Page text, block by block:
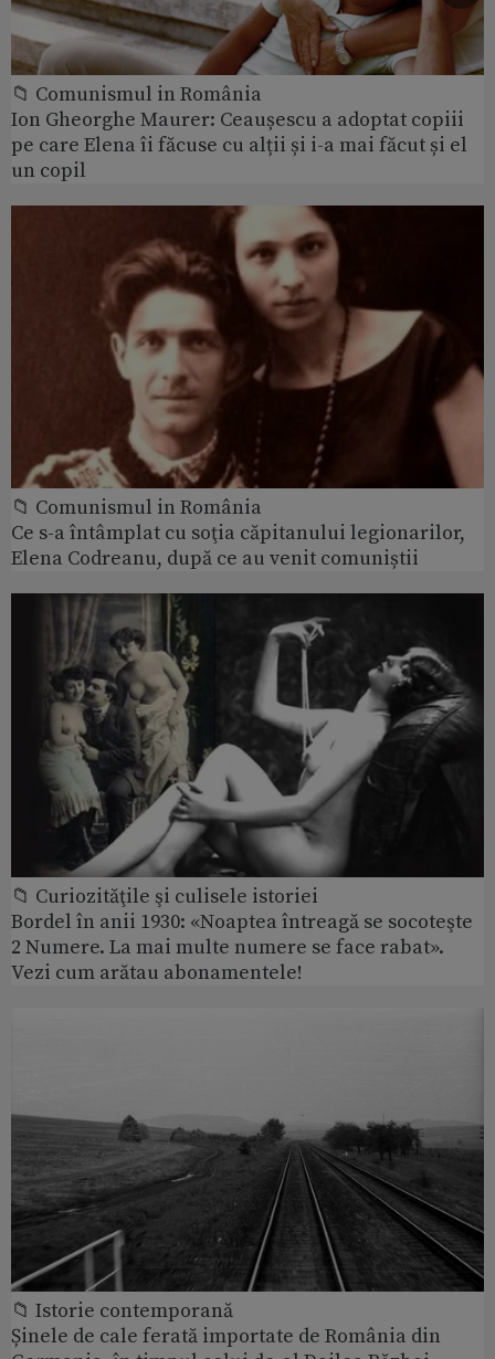
📁 Comunismul in România
Ion Gheorghe Maurer: Ceaușescu a adoptat copiii
pe care Elena îi făcuse cu alții și i-a mai făcut și el
un copil
📁 Comunismul in România
Ce s-a întâmplat cu soţia căpitanului legionarilor,
Elena Codreanu, după ce au venit comuniștii
📁 Curiozităţile şi culisele istoriei
Bordel în anii 1930: «Noaptea întreagă se socoteşte
2 Numere. La mai multe numere se face rabat».
Vezi cum arătau abonamentele!
📁 Istorie contemporană
Șinele de cale ferată importate de România din